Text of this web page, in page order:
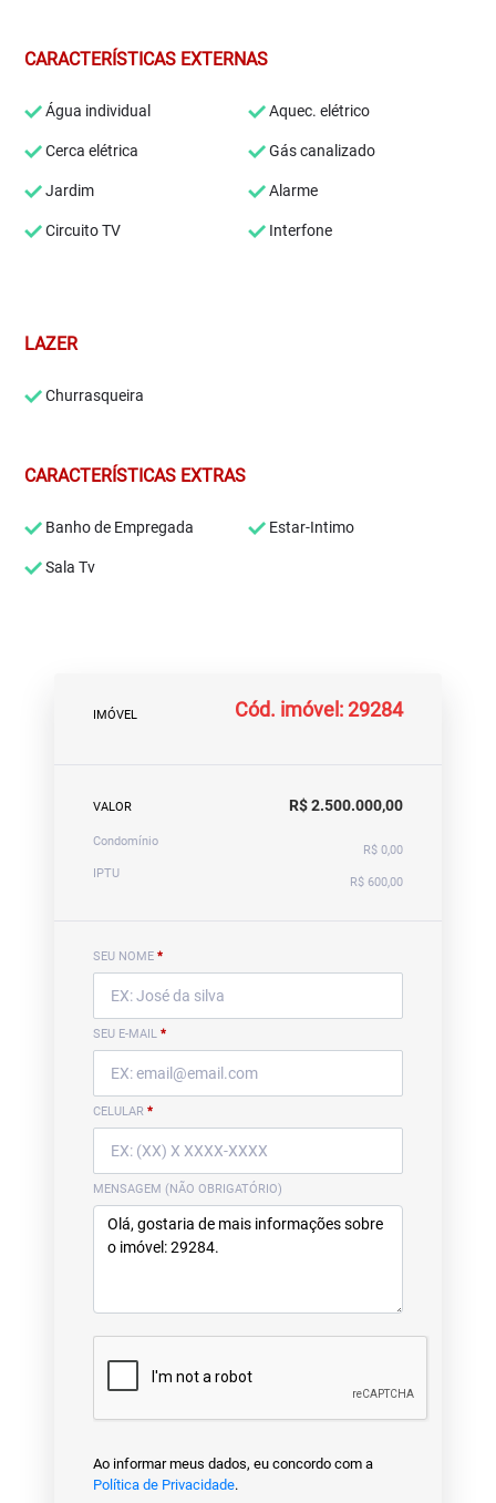
CARACTERÍSTICAS EXTERNAS
Água individual Aquec. elétrico
Cerca elétrica Gás canalizado
Jardim Alarme
Circuito TV Interfone
LAZER
Churrasqueira
CARACTERÍSTICAS EXTRAS
Banho de Empregada Estar-Intimo
Sala Tv
IMÓVEL Cód. imóvel: 29284
VALOR R$ 2.500.000,00
Condomínio
R$ 0,00
IPTU
R$ 600,00
SEU NOME *
SEU E-MAIL *
CELULAR *
MENSAGEM (NÃO OBRIGATÓRIO)
Ao informar meus dados, eu concordo com a
Política de Privacidade.